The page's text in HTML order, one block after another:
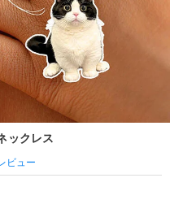
ックレス
ビュー